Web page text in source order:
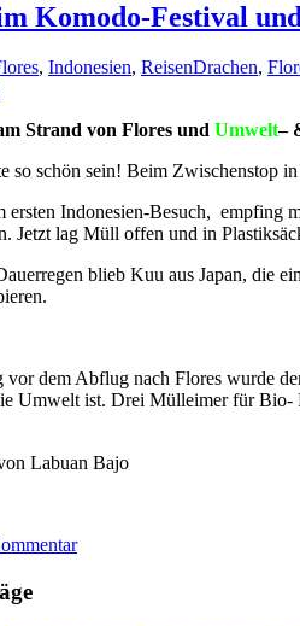
Komodo-Festival
, Indonesien, ReisenDrachen,
Strand von Flores und Umwelt–
so schön sein! Beim Zwischenstop
ersten Indonesien-Besuch, empfing
Jetzt lag Müll offen und in
blieb Kuu aus Japan, die
vor dem Abflug nach Flores wurde
Umwelt ist. Drei Mülleimer für Bio-
Labuan Bajo